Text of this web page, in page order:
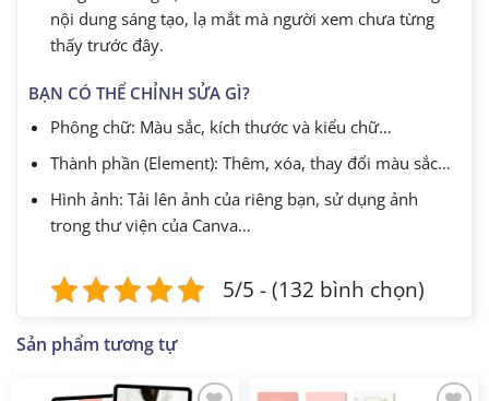
nội dung sáng tạo, lạ mắt mà người xem chưa từng
thấy trước đây.
BẠN CÓ THỂ CHỈNH SỬA GÌ?
Phông chữ: Màu sắc, kích thước và kiểu chữ…
Thành phần (Element): Thêm, xóa, thay đổi màu sắc…
Hình ảnh: Tải lên ảnh của riêng bạn, sử dụng ảnh
trong thư viện của Canva…
5/5 - (132 bình chọn)
Sản phẩm tương tự